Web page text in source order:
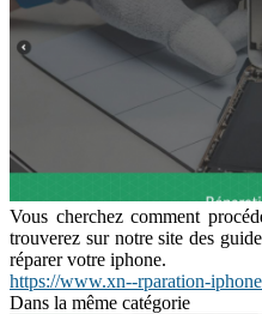
Vous cherchez comment
trouverez sur notre site des
réparer votre iphone.
https://www.xn--rparation-
Dans la même catégorie